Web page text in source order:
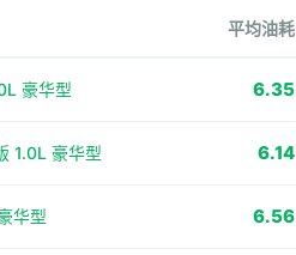
平均油耗
豪华型 6.35
1.0L 豪华型 6.14
华型 6.56